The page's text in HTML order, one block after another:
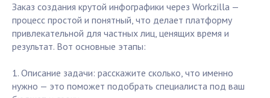
Заказ создания крутой инфографики через Workzilla —
процесс простой и понятный, что делает платформу
привлекательной для частных лиц, ценящих время и
результат. Вот основные этапы:
1. Описание задачи: расскажите сколько, что именно
нужно — это поможет подобрать специалиста под ваш